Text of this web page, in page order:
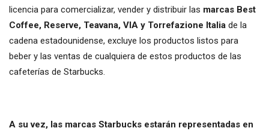
licencia para comercializar, vender y distribuir las marcas Best
Coffee, Reserve, Teavana, VIA y Torrefazione Italia de la
cadena estadounidense, excluye los productos listos para
beber y las ventas de cualquiera de estos productos de las
cafeterías de Starbucks.
A su vez, las marcas Starbucks estarán representadas en